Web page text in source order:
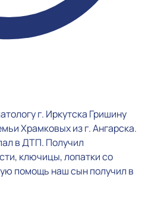
г. Иркутска Гришину
Храмковых из г. Ангарска.
в ДТП. Получил
ключицы, лопатки со
помощь наш сын получил в